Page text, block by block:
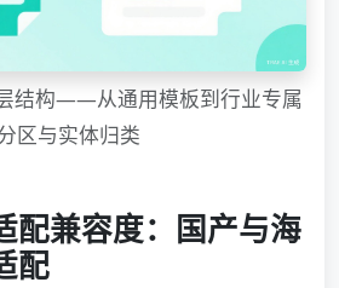
结构——从通用模板到行业专属
区与实体归类
配兼容度：国产与海
配